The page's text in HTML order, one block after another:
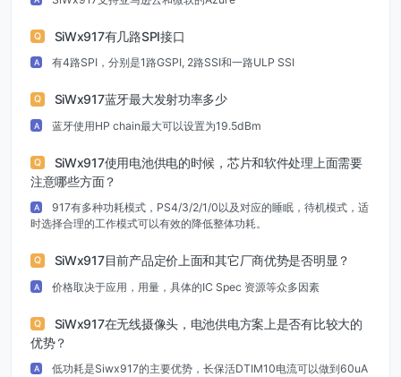
Q SiWx917有几路SPI接口
A 有4路SPI，分别是1路GSPI, 2路SSI和一路ULP SSI
Q SiWx917蓝牙最大发射功率多少
A 蓝牙使用HP chain最大可以设置为19.5dBm
Q
SiWx917使用电池供电的时候，芯片和软件处理上面需要
注意哪些方面？
A
917有多种功耗模式，PS4/3/2/1/0以及对应的睡眠，待机模式，适
时选择合理的工作模式可以有效的降低整体功耗。
Q SiWx917目前产品定价上面和其它厂商优势是否明显？
A 价格取决于应用，用量，具体的IC Spec 资源等众多因素
Q
SiWx917在无线摄像头，电池供电方案上是否有比较大的
优势？
A 低功耗是Siwx917的主要优势，长保活DTIM10电流可以做到60uA